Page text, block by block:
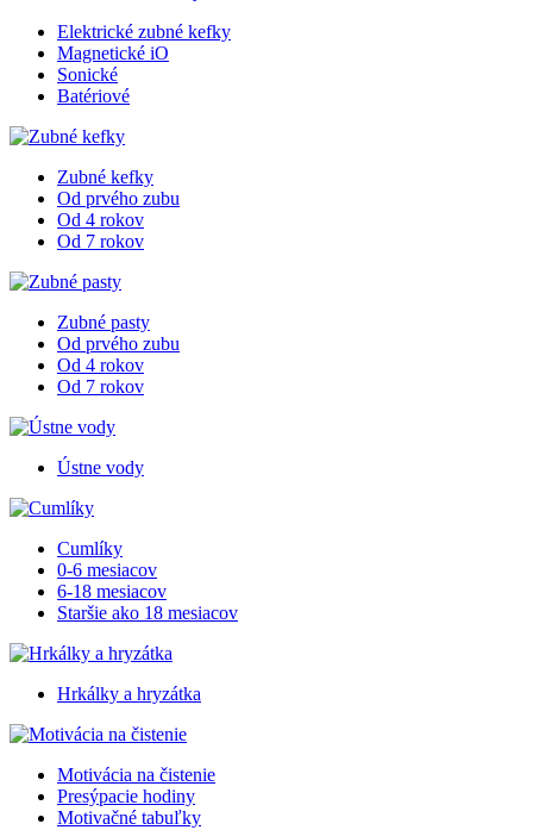
Elektrické zubné kefky
Magnetické iO
Sonické
Batériové
Zubné kefky
Od prvého zubu
Od 4 rokov
Od 7 rokov
Zubné pasty
Od prvého zubu
Od 4 rokov
Od 7 rokov
Ústne vody
Cumlíky
0-6 mesiacov
6-18 mesiacov
Staršie ako 18 mesiacov
Hrkálky a hryzátka
Motivácia na čistenie
Presýpacie hodiny
Motivačné tabuľky